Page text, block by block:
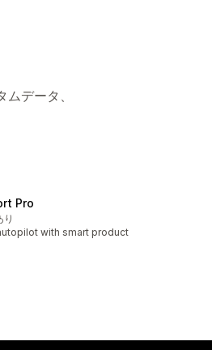
データ、
Pro
り
with smart product